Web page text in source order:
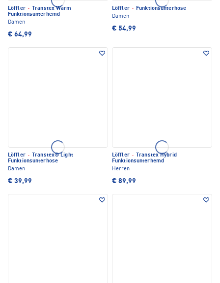
Löffler ·
Transtex Warm
Funktionsunterhemd
Damen
€ 64,99
Löffler · Funktionsunterhose
Damen
€ 54,99
Löffler ·
Transtex® Light
Funktionsunterhose
Damen
€ 39,99
Löffler ·
Transtex Hybrid
Funktionsunterhemd
Herren
€ 89,99